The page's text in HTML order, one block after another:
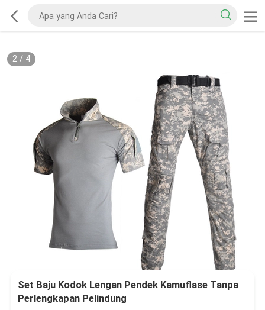
2/ 4
Set Baju Kodok Lengan Pendek Kamuflase Tanpa
Perlengkapan Pelindung